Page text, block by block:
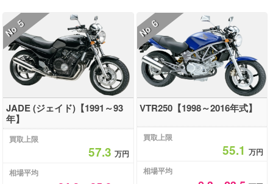
No
5
JADE (ジェイド)【1991～93
年】
買取上限
57.3万円
相場平均
No
6
VTR250【1998～2016年式】
買取上限
55.1 万円
相場平均